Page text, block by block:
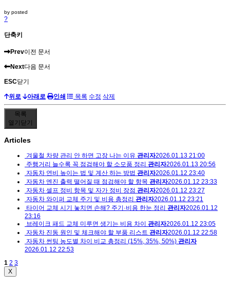
by posted
?
단축키
Prev이전 문서
Next다음 문서
ESC닫기
위로 아래로 인쇄 목록 수정 삭제
목록
열기 닫기
Articles
겨울철 차량 관리 안 하면 고장 나는 이유 관리자2026.01.13 21:00
주행거리 늘수록 꼭 점검해야 할 소모품 정리 관리자2026.01.13 20:56
자동차 연비 높이는 법 및 계산 하는 방법 관리자2026.01.12 23:40
자동차 엔진 출력 떨어질 때 점검해야 할 항목 관리자2026.01.12 23:33
자동차 셀프 정비 항목 및 자가 정비 장점 관리자2026.01.12 23:27
자동차 와이퍼 교체 주기 및 비용 총정리 관리자2026.01.12 23:21
타이어 교체 시기 놓치면 손해? 주기·비용 한눈 정리 관리자2026.01.12
23:16
브레이크 패드 교체 미루면 생기는 비용 차이 관리자2026.01.12 23:05
자동차 진동 원인 및 체크해야 할 부품 리스트 관리자2026.01.12 22:58
자동차 썬팅 농도별 차이 비교 총정리 (15%, 35%, 50%) 관리자
2026.01.12 22:53
1 2 3
X